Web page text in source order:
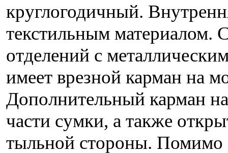
круглогодичный.
текстильным материалом.
отделений с
имеет врезной карман на
Дополнительный карман
части сумки, а также
тыльной стороны. Помимо